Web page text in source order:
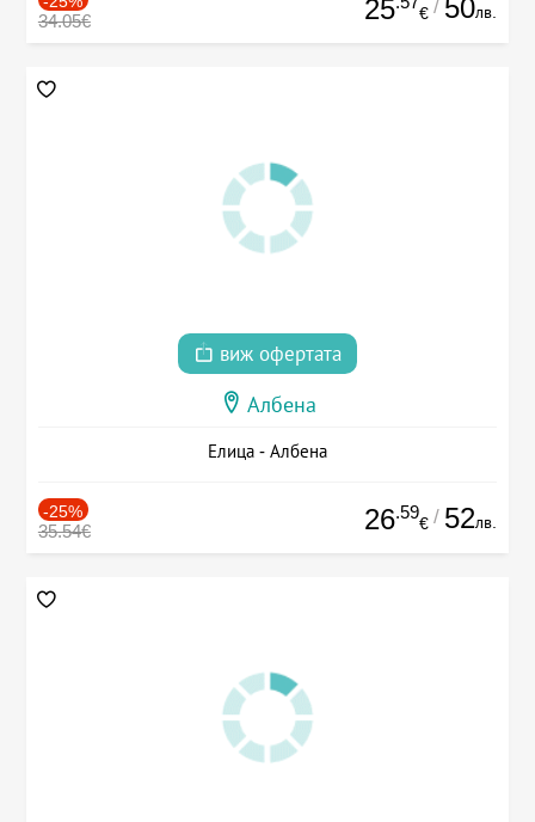
34.05€ 25 € / 50лв.
виж офертата
Албена
Елица - Албена
-25%
35.54€ 26.59
€ / 52лв.